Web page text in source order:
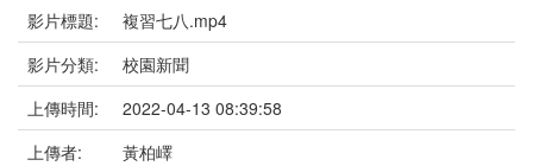
影片標題:
複習七八.mp4
影片分類:
校園新聞
上傳時間:
2022-04-13 08:39:58
上傳者:
黃柏嶧